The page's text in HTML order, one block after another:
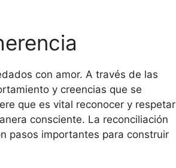
con amor. A través de las
y creencias que se
que es vital reconocer y respetar
consciente. La reconciliación
pasos importantes para construir